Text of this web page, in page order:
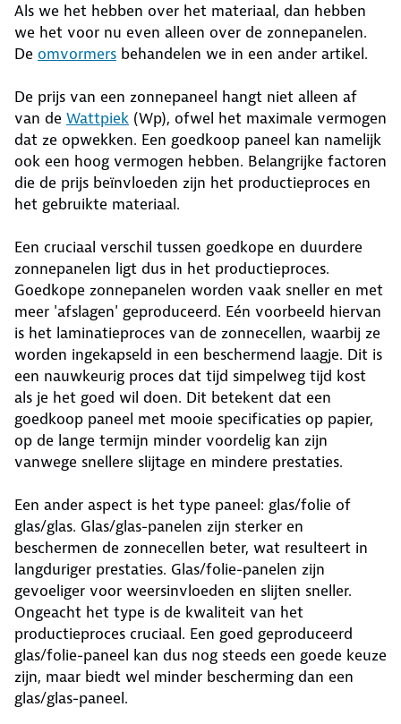
Als we het hebben over het materiaal, dan hebben
we het voor nu even alleen over de zonnepanelen.
De omvormers behandelen we in een ander artikel.
De prijs van een zonnepaneel hangt niet alleen af
van de Wattpiek (Wp), ofwel het maximale vermogen
dat ze opwekken. Een goedkoop paneel kan namelijk
ook een hoog vermogen hebben. Belangrijke factoren
die de prijs beïnvloeden zijn het productieproces en
het gebruikte materiaal.
Een cruciaal verschil tussen goedkope en duurdere
zonnepanelen ligt dus in het productieproces.
Goedkope zonnepanelen worden vaak sneller en met
meer 'afslagen' geproduceerd. Eén voorbeeld hiervan
is het laminatieproces van de zonnecellen, waarbij ze
worden ingekapseld in een beschermend laagje. Dit is
een nauwkeurig proces dat tijd simpelweg tijd kost
als je het goed wil doen. Dit betekent dat een
goedkoop paneel met mooie specificaties op papier,
op de lange termijn minder voordelig kan zijn
vanwege snellere slijtage en mindere prestaties.
Een ander aspect is het type paneel: glas/folie of
glas/glas. Glas/glas-panelen zijn sterker en
beschermen de zonnecellen beter, wat resulteert in
langduriger prestaties. Glas/folie-panelen zijn
gevoeliger voor weersinvloeden en slijten sneller.
Ongeacht het type is de kwaliteit van het
productieproces cruciaal. Een goed geproduceerd
glas/folie-paneel kan dus nog steeds een goede keuze
zijn, maar biedt wel minder bescherming dan een
glas/glas-paneel.